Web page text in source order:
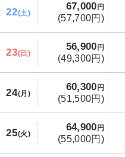
22(土)
67,000 円
(57,700円)
23(日)
56,900 円
(49,300円)
24(月)
60,300 円
(51,500円)
25(火)
64,900 円
(55,000円)